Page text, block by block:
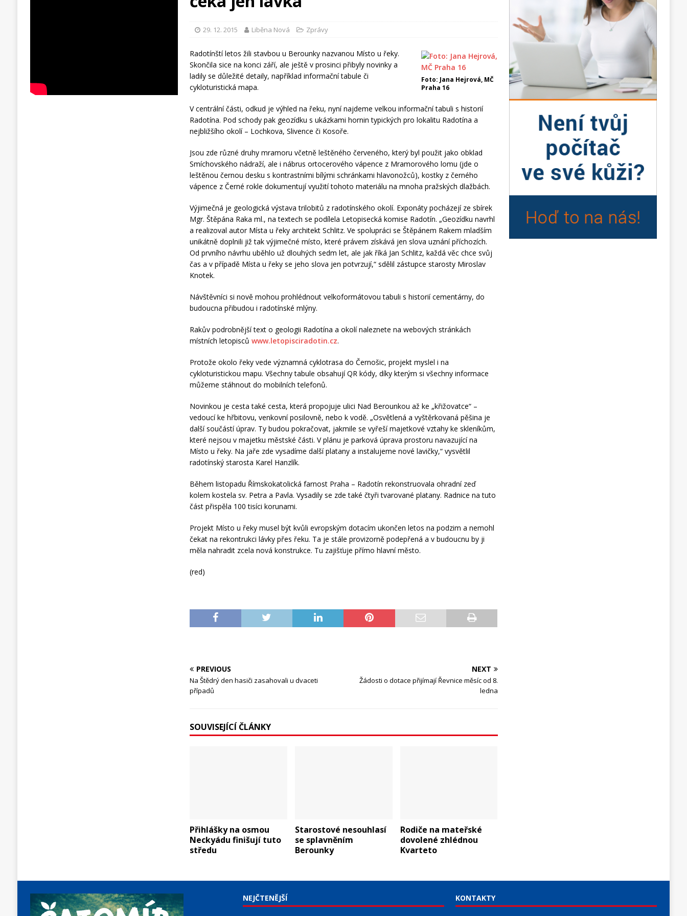
29. 12. 2015 Liběna Nová Zprávy
Foto: Jana Hejrová, MČ
Praha 16
Radotínští letos žili stavbou u Berounky nazvanou Místo u řeky.
Skončila sice na konci září, ale ještě v prosinci přibyly novinky a
ladily se důležité detaily, například informační tabule či
cykloturistická mapa.
V centrální části, odkud je výhled na řeku, nyní najdeme velkou informační tabuli s historií
Radotína. Pod schody pak geozídku s ukázkami hornin typických pro lokalitu Radotína a
nejbližšího okolí – Lochkova, Slivence či Kosoře.
Jsou zde různé druhy mramoru včetně leštěného červeného, který byl použit jako obklad
Smíchovského nádraží, ale i nábrus ortocerového vápence z Mramorového lomu (jde o
leštěnou černou desku s kontrastními bílými schránkami hlavonožců), kostky z černého
vápence z Černé rokle dokumentují využití tohoto materiálu na mnoha pražských dlažbách.
Výjimečná je geologická výstava trilobitů z radotínského okolí. Exponáty pocházejí ze sbírek
Mgr. Štěpána Raka ml., na textech se podílela Letopisecká komise Radotín. „Geozídku navrhl
a realizoval autor Místa u řeky architekt Schlitz. Ve spolupráci se Štěpánem Rakem mladším
unikátně doplnili již tak výjimečné místo, které právem získává jen slova uznání příchozích.
Od prvního návrhu uběhlo už dlouhých sedm let, ale jak říká Jan Schlitz, každá věc chce svůj
čas a v případě Místa u řeky se jeho slova jen potvrzují,“ sdělil zástupce starosty Miroslav
Knotek.
Návštěvníci si nově mohou prohlédnout velkoformátovou tabuli s historií cementárny, do
budoucna přibudou i radotínské mlýny.
Rakův podrobnější text o geologii Radotína a okolí naleznete na webových stránkách
místních letopiscůwww.letopisciradotin.cz.
Protože okolo řeky vede významná cyklotrasa do Černošic, projekt myslel i na
cykloturistickou mapu. Všechny tabule obsahují QR kódy, díky kterým si všechny informace
můžeme stáhnout do mobilních telefonů.
Novinkou je cesta také cesta, která propojuje ulici Nad Berounkou až ke „křižovatce“ –
vedoucí ke hřbitovu, venkovní posilovně, nebo k vodě. „Osvětlená a vyštěrkovaná pěšina je
další součástí úprav. Ty budou pokračovat, jakmile se vyřeší majetkové vztahy ke skleníkům,
které nejsou v majetku městské části. V plánu je parková úprava prostoru navazující na
Místo u řeky. Na jaře zde vysadíme další platany a instalujeme nové lavičky,“ vysvětlil
radotínský starosta Karel Hanzlík.
Během listopadu Římskokatolická farnost Praha – Radotín rekonstruovala ohradní zeď
kolem kostela sv. Petra a Pavla. Vysadily se zde také čtyři tvarované platany. Radnice na tuto
část přispěla 100 tisíci korunami.
Projekt Místo u řeky musel být kvůli evropským dotacím ukončen letos na podzim a nemohl
čekat na rekontrukci lávky přes řeku. Ta je stále provizorně podepřená a v budoucnu by ji
měla nahradit zcela nová konstrukce. Tu zajišťuje přímo hlavní město.
(red)
PREVIOUS
Na Štědrý den hasiči zasahovali u dvaceti
případů
NEXT
Žádosti o dotace přijímají Řevnice měsíc od 8.
ledna
SOUVISEJÍCÍ ČLÁNKY
Přihlášky na osmou
Neckyádu finišují tuto
středu
Starostové nesouhlasí
se splavněním
Berounky
Rodiče na mateřské
dovolené zhlédnou
Kvarteto
NEJČTENĚJŠÍ KONTAKTY